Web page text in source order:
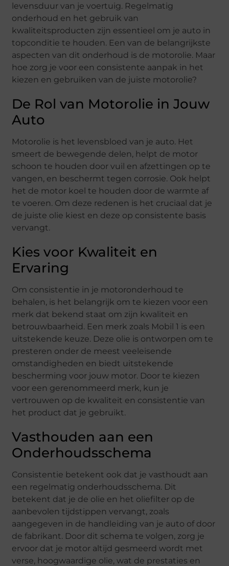
levensduur van je voertuig. Regelmatig
onderhoud en het gebruik van
kwaliteitsproducten zijn essentieel om je auto in
topconditie te houden. Een van de belangrijkste
aspecten van dit onderhoud is de motorolie. Maar
hoe zorg je voor een consistente aanpak in het
kiezen en gebruiken van de juiste motorolie?
De Rol van Motorolie in Jouw
Auto
Motorolie is het levensbloed van je auto. Het
smeert de bewegende delen, helpt de motor
schoon te houden door vuil en afzettingen op te
vangen, en beschermt tegen corrosie. Ook helpt
het de motor koel te houden door de warmte af
te voeren. Om deze redenen is het cruciaal dat je
de juiste olie kiest en deze op consistente basis
vervangt.
Kies voor Kwaliteit en
Ervaring
Om consistentie in je motoronderhoud te
behalen, is het belangrijk om te kiezen voor een
merk dat bekend staat om zijn kwaliteit en
betrouwbaarheid. Een merk zoals Mobil 1 is een
uitstekende keuze. Deze olie is ontworpen om te
presteren onder de meest veeleisende
omstandigheden en biedt uitstekende
bescherming voor jouw motor. Door te kiezen
voor een gerenommeerd merk, kun je
vertrouwen op de kwaliteit en consistentie van
het product dat je gebruikt.
Vasthouden aan een
Onderhoudsschema
Consistentie betekent ook dat je vasthoudt aan
een regelmatig onderhoudsschema. Dit
betekent dat je de olie en het oliefilter op de
aanbevolen tijdstippen vervangt, zoals
aangegeven in de handleiding van je auto of door
de fabrikant. Door dit schema te volgen, zorg je
ervoor dat je motor altijd gesmeerd wordt met
verse, hoogwaardige olie, wat de prestaties en